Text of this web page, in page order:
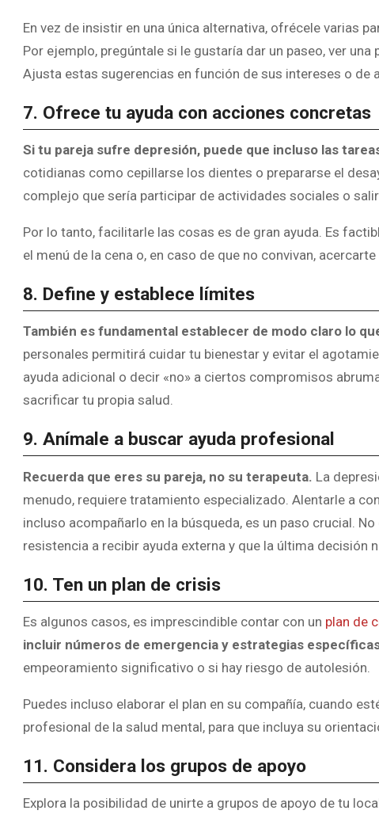
En vez de insistir en una única alternativa, ofrécele varias
Por ejemplo, pregúntale si le gustaría dar un paseo, ver
Ajusta estas sugerencias en función de sus intereses o de
7. Ofrece tu ayuda con acciones concretas
Si tu pareja sufre depresión, puede que incluso las
cotidianas como cepillarse los dientes o prepararse el
complejo que sería participar de actividades sociales o
Por lo tanto, facilitarle las cosas es de gran ayuda. Es
el menú de la cena o, en caso de que no convivan,
8. Define y establece límites
También es fundamental establecer de modo claro lo
personales permitirá cuidar tu bienestar y evitar el
ayuda adicional o decir «no» a ciertos compromisos
sacrificar tu propia salud.
9. Anímale a buscar ayuda profesional
Recuerda que eres su pareja, no su terapeuta. La
menudo, requiere tratamiento especializado. Alentarle a
incluso acompañarlo en la búsqueda, es un paso crucial.
resistencia a recibir ayuda externa y que la última decisión
10. Ten un plan de crisis
Es algunos casos, es imprescindible contar con un plan de
incluir números de emergencia y estrategias
empeoramiento significativo o si hay riesgo de autolesión.
Puedes incluso elaborar el plan en su compañía, cuando
profesional de la salud mental, para que incluya su
11. Considera los grupos de apoyo
Explora la posibilidad de unirte a grupos de apoyo de tu